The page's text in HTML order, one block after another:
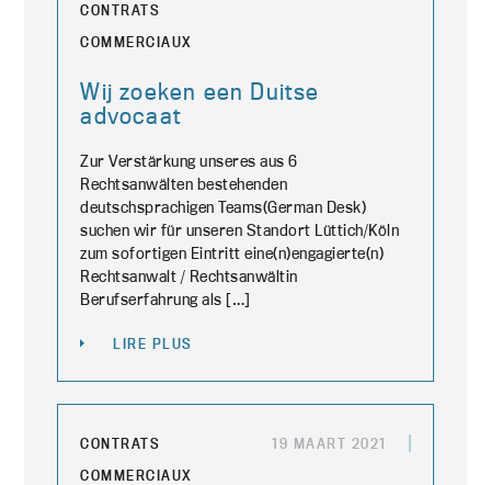
CONTRATS
COMMERCIAUX
Wij zoeken een Duitse
advocaat
Zur Verstärkung unseres aus 6
Rechtsanwälten bestehenden
deutschsprachigen Teams(German Desk)
suchen wir für unseren Standort Lüttich/Köln
zum sofortigen Eintritt eine(n)engagierte(n)
Rechtsanwalt / Rechtsanwältin
Berufserfahrung als […]
LIRE PLUS
CONTRATS
COMMERCIAUX
19 MAART 2021